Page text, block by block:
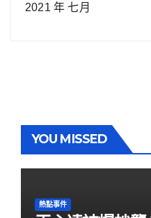
2021 年 七月
YOU MISSED
熱點事件